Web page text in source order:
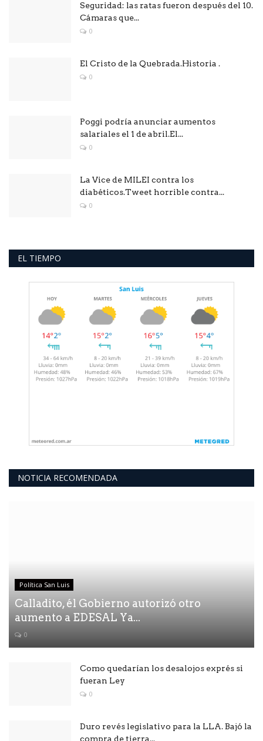
Seguridad: las ratas fueron después del 10.
Cámaras que...
0
El Cristo de la Quebrada.Historia .
0
Poggi podría anunciar aumentos
salariales el 1 de abril.El...
0
La Vice de MILEI contra los
diabéticos.Tweet horrible contra...
0
EL TIEMPO
NOTICIA RECOMENDADA
Política San Luis
Calladito, él Gobierno autorizó otro
aumento a EDESAL Ya...
0
Como quedarían los desalojos exprés si
fueran Ley
0
Duro revés legislativo para la LLA. Bajó la
compra de tierra...